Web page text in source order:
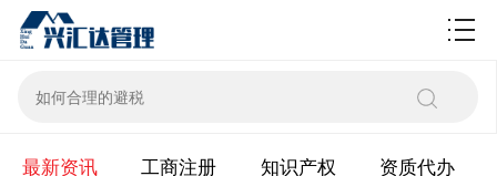
财税百科
最新资讯 工商注册 知识产权 资质代办